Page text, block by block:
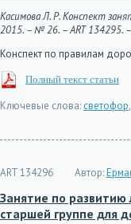
Касимова Л. Р. Конспект
2015. – № 26. – ART 134295.
Конспект по правилам
Полный текст статьи
Ключевые слова: светофор,
ART 134296 Автор:
Занятие по развитию
старшей группе для